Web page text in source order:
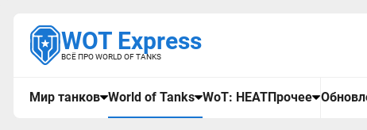
WOT Express
ВСЁ ПРО WORLD OF TANKS
Мир танков World of Tanks WoT: HEATПрочее